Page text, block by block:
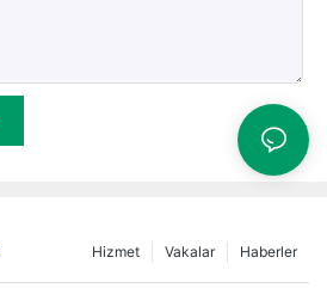
Haberler
Vakalar
Hizmet